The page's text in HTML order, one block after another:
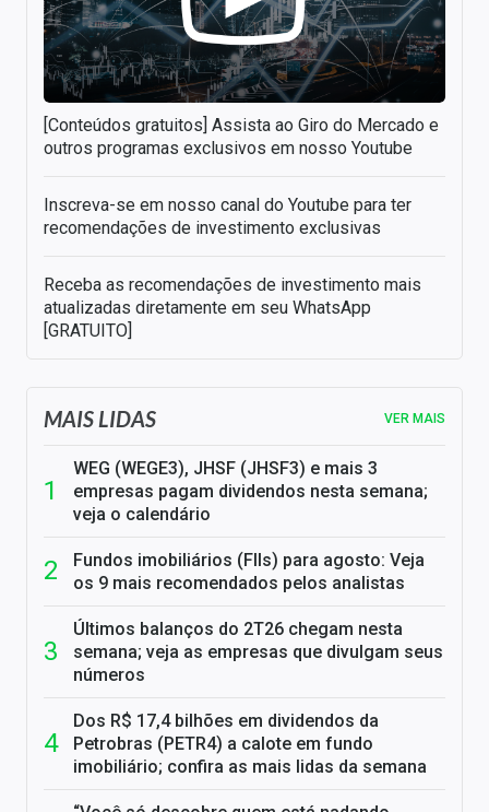
[Conteúdos gratuitos] Assista ao Giro do Mercado e
outros programas exclusivos em nosso Youtube
Inscreva-se em nosso canal do Youtube para ter
recomendações de investimento exclusivas
Receba as recomendações de investimento mais
atualizadas diretamente em seu WhatsApp
[GRATUITO]
MAIS LIDAS VER MAIS
WEG (WEGE3), JHSF (JHSF3) e mais 3
empresas pagam dividendos nesta semana;
veja o calendário
Fundos imobiliários (FIIs) para agosto: Veja
os 9 mais recomendados pelos analistas
Últimos balanços do 2T26 chegam nesta
semana; veja as empresas que divulgam seus
números
Dos R$ 17,4 bilhões em dividendos da
Petrobras (PETR4) a calote em fundo
imobiliário; confira as mais lidas da semana